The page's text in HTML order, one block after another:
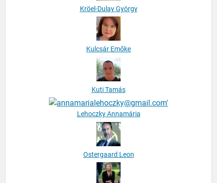
Kröel-Dulay György
Kulcsár Emőke
Kuti Tamás
Lehoczky Annamária
Ostergaard Leon